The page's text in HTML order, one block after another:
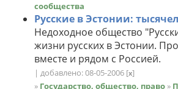
сообщества
Русские в Эстонии:
Недоходное общество
жизни русских в Эстонии.
вместе и рядом с Россией.
| добавлено: 08-05-2006 [x]
» Государство, общество, право »